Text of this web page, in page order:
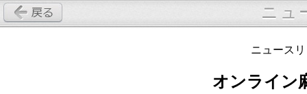
ニュ
ニュース
オンライン